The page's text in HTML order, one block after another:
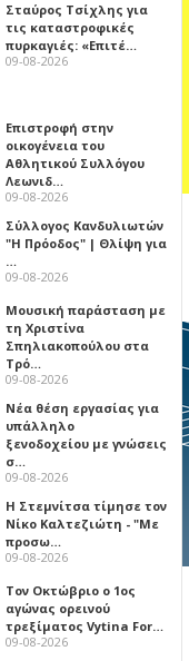
Σταύρος Τσίχλης για
τις καταστροφικές
πυρκαγιές: «Επιτέ…
09-08-2026
Επιστροφή στην
οικογένεια του
Αθλητικού Συλλόγου
Λεωνιδ…
09-08-2026
Σύλλογος Κανδυλιωτών
"Η Πρόοδος" | Θλίψη για
…
09-08-2026
Μουσική παράσταση με
τη Χριστίνα
Σπηλιακοπούλου στα
Τρό…
09-08-2026
Νέα θέση εργασίας για
υπάλληλο
ξενοδοχείου με γνώσεις
σ…
09-08-2026
Η Στεμνίτσα τίμησε τον
Νίκο Καλτεζιώτη - "Με
προσω…
09-08-2026
Τον Οκτώβριο ο 1ος
αγώνας ορεινού
τρεξίματος Vytina For…
09-08-2026